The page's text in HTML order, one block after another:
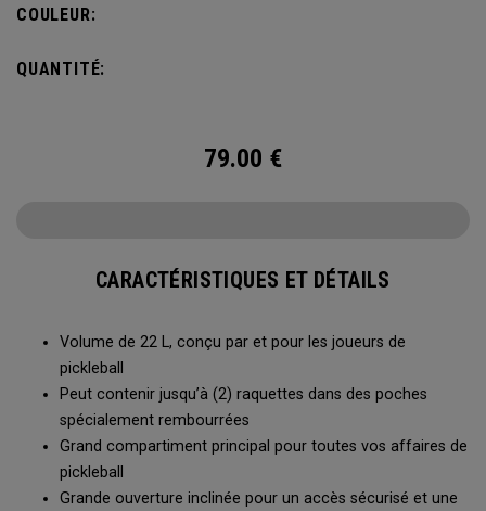
COULEUR:
QUANTITÉ:
79.00 €
CARACTÉRISTIQUES ET DÉTAILS
Volume de 22 L, conçu par et pour les joueurs de
pickleball
Peut contenir jusqu’à (2) raquettes dans des poches
spécialement rembourrées
Grand compartiment principal pour toutes vos affaires de
pickleball
Grande ouverture inclinée pour un accès sécurisé et une